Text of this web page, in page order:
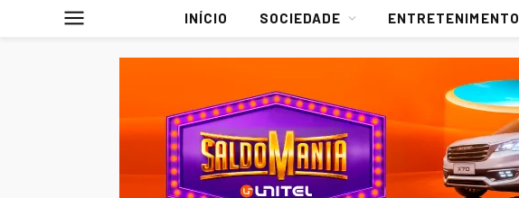
INÍCIO SOCIEDADE ENTRETENIMENTO